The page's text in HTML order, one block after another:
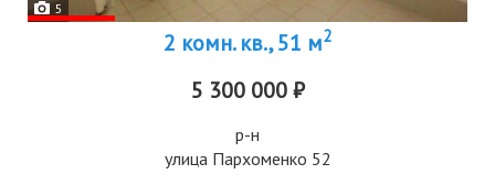
5
2 комн. кв., 51 м2
5 300 000 ₽
р-н
улица Пархоменко 52